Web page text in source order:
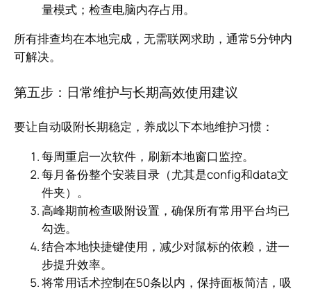
量模式；检查电脑内存占用。
所有排查均在本地完成，无需联网求助，通常5分钟内
可解决。
第五步：日常维护与长期高效使用建议
要让自动吸附长期稳定，养成以下本地维护习惯：
每周重启一次软件，刷新本地窗口监控。
每月备份整个安装目录（尤其是config和data文
件夹）。
高峰期前检查吸附设置，确保所有常用平台均已
勾选。
结合本地快捷键使用，减少对鼠标的依赖，进一
步提升效率。
将常用话术控制在50条以内，保持面板简洁，吸